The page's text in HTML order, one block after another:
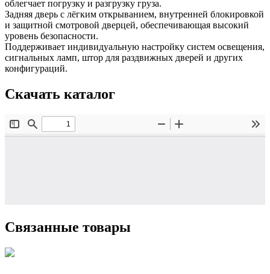
облегчает погрузку и разгрузку груза.
Задняя дверь с лёгким открыванием, внутренней блокировкой
и защитной смотровой дверцей, обеспечивающая высокий
уровень безопасности.
Поддерживает индивидуальную настройку систем освещения,
сигнальных ламп, штор для раздвижных дверей и других
конфигураций.
Скачать каталог
Связанные товары